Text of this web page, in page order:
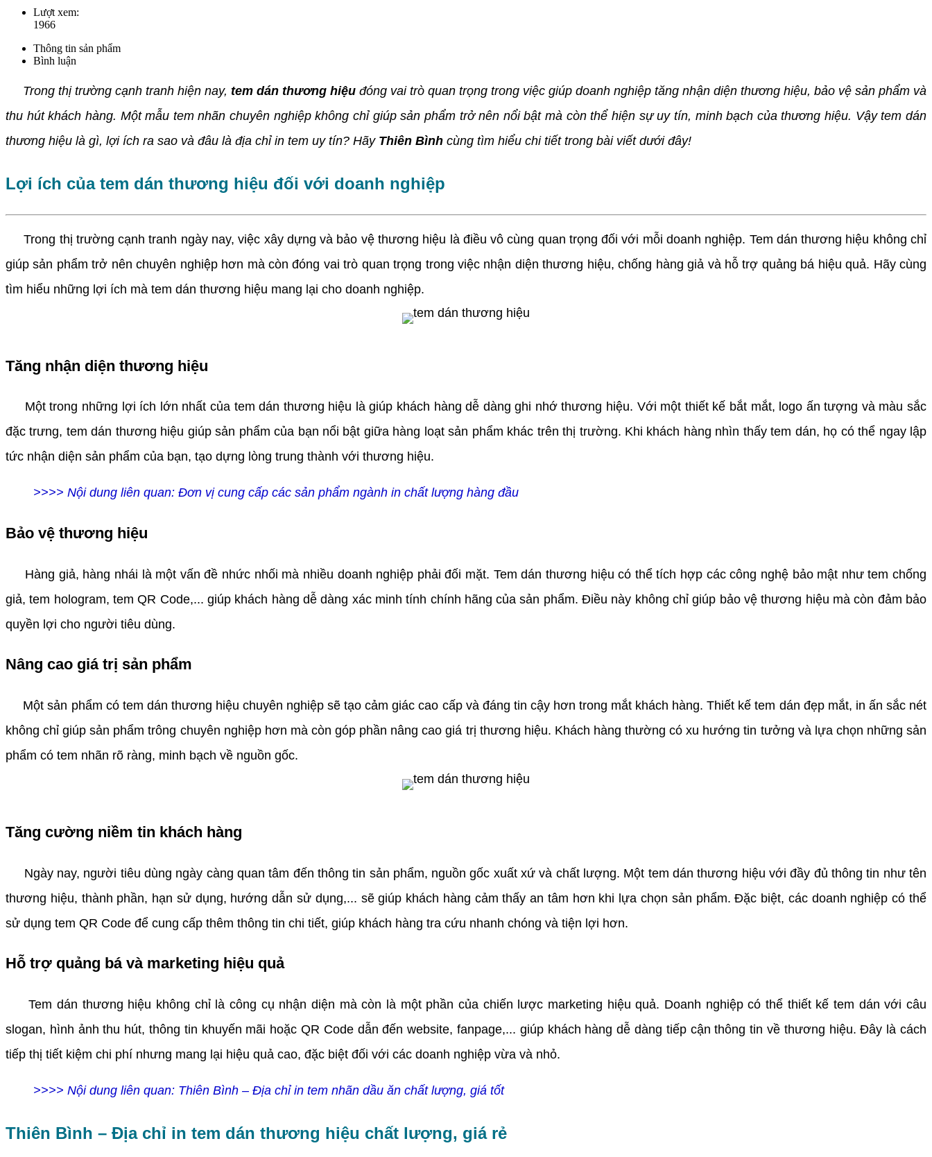
Lượt xem:
1966
Thông tin sản phẩm
Bình luận
Trong thị trường cạnh tranh hiện nay, tem dán thương hiệu đóng vai trò quan trọng trong việc giúp doanh nghiệp tăng nhận diện thương hiệu, bảo vệ sản phẩm và
thu hút khách hàng. Một mẫu tem nhãn chuyên nghiệp không chỉ giúp sản phẩm trở nên nổi bật mà còn thể hiện sự uy tín, minh bạch của thương hiệu. Vậy tem dán
thương hiệu là gì, lợi ích ra sao và đâu là địa chỉ in tem uy tín? Hãy Thiên Bình cùng tìm hiểu chi tiết trong bài viết dưới đây!
Lợi ích của tem dán thương hiệu đối với doanh nghiệp
Trong thị trường cạnh tranh ngày nay, việc xây dựng và bảo vệ thương hiệu là điều vô cùng quan trọng đối với mỗi doanh nghiệp. Tem dán thương hiệu không chỉ
giúp sản phẩm trở nên chuyên nghiệp hơn mà còn đóng vai trò quan trọng trong việc nhận diện thương hiệu, chống hàng giả và hỗ trợ quảng bá hiệu quả. Hãy cùng
tìm hiểu những lợi ích mà tem dán thương hiệu mang lại cho doanh nghiệp.
Tăng nhận diện thương hiệu
Một trong những lợi ích lớn nhất của tem dán thương hiệu là giúp khách hàng dễ dàng ghi nhớ thương hiệu. Với một thiết kế bắt mắt, logo ấn tượng và màu sắc
đặc trưng, tem dán thương hiệu giúp sản phẩm của bạn nổi bật giữa hàng loạt sản phẩm khác trên thị trường. Khi khách hàng nhìn thấy tem dán, họ có thể ngay lập
tức nhận diện sản phẩm của bạn, tạo dựng lòng trung thành với thương hiệu.
>>>> Nội dung liên quan: Đơn vị cung cấp các sản phẩm ngành in chất lượng hàng đầu
Bảo vệ thương hiệu
Hàng giả, hàng nhái là một vấn đề nhức nhối mà nhiều doanh nghiệp phải đối mặt. Tem dán thương hiệu có thể tích hợp các công nghệ bảo mật như tem chống
giả, tem hologram, temQR Code,... giúp khách hàng dễ dàng xác minh tính chính hãng của sản phẩm. Điều này không chỉ giúp bảo vệ thương hiệu mà còn đảm bảo
quyền lợi cho người tiêu dùng.
Nâng cao giá trị sản phẩm
Một sản phẩm có tem dán thương hiệu chuyên nghiệp sẽ tạo cảm giác cao cấp và đáng tin cậy hơn trong mắt khách hàng. Thiết kế tem dán đẹp mắt, in ấn sắc nét
không chỉ giúp sản phẩm trông chuyên nghiệp hơn mà còn góp phần nâng cao giá trị thương hiệu. Khách hàng thường có xu hướng tin tưởng và lựa chọn những sản
phẩm có tem nhãn rõ ràng, minh bạch về nguồn gốc.
Tăng cường niềm tin khách hàng
Ngày nay, người tiêu dùng ngày càng quan tâm đến thông tin sản phẩm, nguồn gốc xuất xứ và chất lượng. Một tem dán thương hiệu với đầy đủ thông tin như tên
thương hiệu, thành phần, hạn sử dụng, hướng dẫn sử dụng,... sẽ giúp khách hàng cảm thấy an tâm hơn khi lựa chọn sản phẩm. Đặc biệt, các doanh nghiệp có thể
sử dụng tem QR Code để cung cấp thêm thông tin chi tiết, giúp khách hàng tra cứu nhanh chóng và tiện lợi hơn.
Hỗ trợ quảng bá và marketing hiệu quả
Tem dán thương hiệu không chỉ là công cụ nhận diện mà còn là một phần của chiến lược marketing hiệu quả. Doanh nghiệp có thể thiết kế tem dán với câu
slogan, hình ảnh thu hút, thông tin khuyến mãi hoặc QR Code dẫn đến website, fanpage,... giúp khách hàng dễ dàng tiếp cận thông tin về thương hiệu. Đây là cách
tiếp thị tiết kiệm chi phí nhưng mang lại hiệu quả cao, đặc biệt đối với các doanh nghiệp vừa và nhỏ.
>>>> Nội dung liên quan: Thiên Bình – Địa chỉ in tem nhãn dầu ăn chất lượng, giá tốt
Thiên Bình – Địa chỉ in tem dán thương hiệu chất lượng, giá rẻ